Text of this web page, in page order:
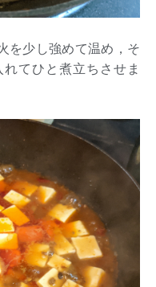
を少し強めて温め，そ
てひと煮立ちさせま